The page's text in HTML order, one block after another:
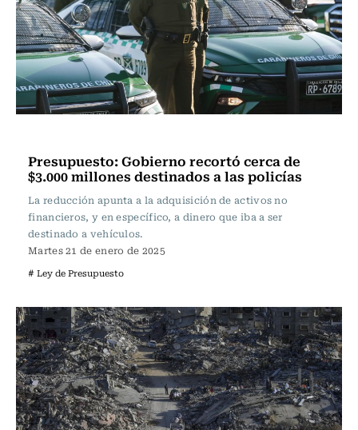
Presupuesto: Gobierno recortó cerca de
$3.000 millones destinados a las policías
La reducción apunta a la adquisición de activos no
financieros, y en específico, a dinero que iba a ser
destinado a vehículos.
Martes 21 de enero de 2025
# Ley de Presupuesto